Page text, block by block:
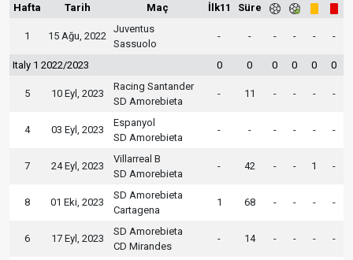
Hafta Tarih Maç İlk11 Süre
1 15 Ağu, 2022
Juventus
Sassuolo
- - - - - -
Italy 1 2022/2023 0 0 0 0 0 0
5 10 Eyl, 2023
Racing Santander
SD Amorebieta
- 11 - - - -
4 03 Eyl, 2023
Espanyol
SD Amorebieta
- - - - - -
7 24 Eyl, 2023
Villarreal B
SD Amorebieta
- 42 - - 1 -
8 01 Eki, 2023
SD Amorebieta
Cartagena
1 68 - - - -
6 17 Eyl, 2023
SD Amorebieta
CD Mirandes
- 14 - - - -